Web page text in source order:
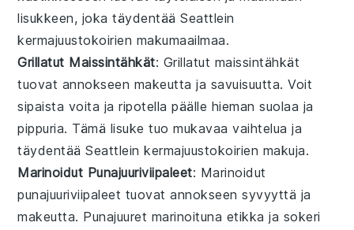
lisukkeen, joka täydentääSeattlein
kermajuustokoirien makumaailmaa.
Grillatut Maissintähkät: Grillatut maissintähkät
tuovat annokseen makeutta ja savuisuutta. Voit
sipaista voita ja ripotella päälle hiemansuolaa ja
pippuria. Tämä lisuke tuo mukavaa vaihtelua ja
täydentääSeattlein kermajuustokoirien makuja.
Marinoidut Punajuuriviipaleet: Marinoidut
punajuuriviipaleet tuovat annokseen syvyyttä ja
makeutta. Punajuuret marinoituna etikka ja sokeri